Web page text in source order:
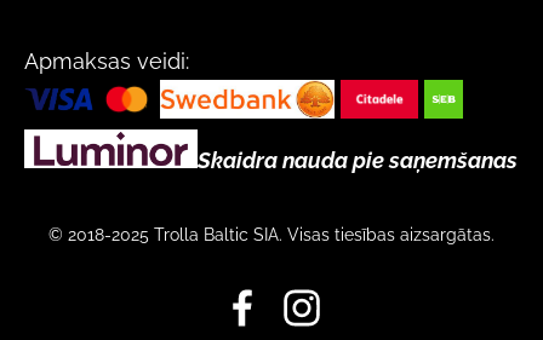
Apmaksas veidi:
Skaidra nauda pie saņemšanas
© 2018-2025 Trolla Baltic SIA. Visas tiesības aizsargātas.